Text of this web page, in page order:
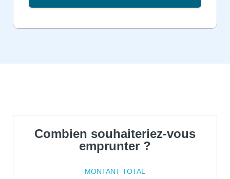
Combien souhaiteriez-vous
emprunter ?
MONTANT TOTAL